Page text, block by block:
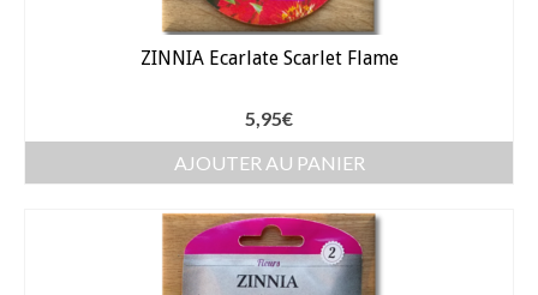
Arroseurs
Pistolets / Brosses
Programmateur
Raccords / accessoires
Robinets / Vannes
ZINNIA Ecarlate Scarlet Flame
5,95€
AJOUTER AU PANIER